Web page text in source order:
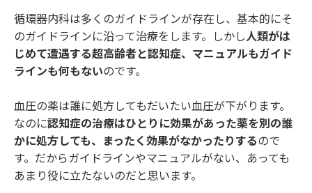
循環器内科は多くのガイドラインが存在し、基本的にそ
のガイドラインに沿って治療をします。しかし人類がは
じめて遭遇する超高齢者と認知症、マニュアルもガイド
ラインも何もないのです。
血圧の薬は誰に処方してもだいたい血圧が下がります。
なのに認知症の治療はひとりに効果があった薬を別の誰
かに処方しても、まったく効果がなかったりするので
す。だからガイドラインやマニュアルがない、あっても
あまり役に立たないのだと思います。